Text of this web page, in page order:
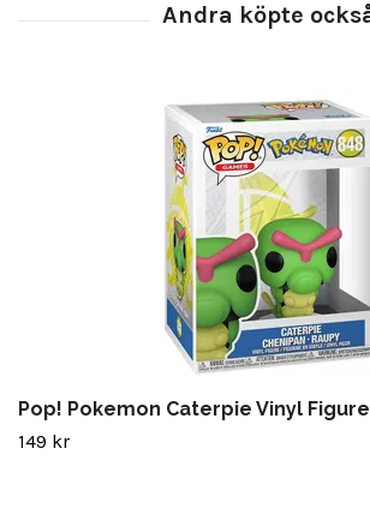
Pop! Pokemon Caterpie Vinyl Figure
149 kr